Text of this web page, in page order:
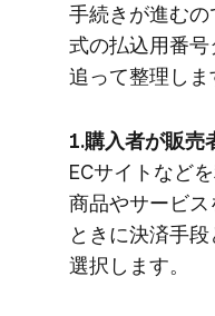
手続きが​進む
式の​払込用番
追って​整理しま
1.購入者が​販売
ECサイトなど
商品や​サービ
ときに​決済手
選択します。